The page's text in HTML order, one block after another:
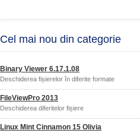
Cel mai nou din categorie
Binary Viewer 6.17.1.08
Deschiderea fișierelor în diferite formate
FileViewPro 2013
Deschiderea diferitelor fișiere
Linux Mint Cinnamon 15 Olivia